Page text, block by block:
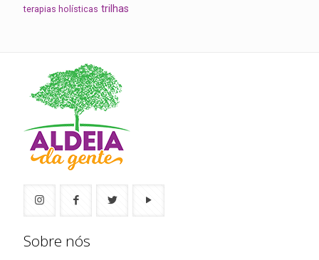
terapias holísticas trilhas
Sobre nós